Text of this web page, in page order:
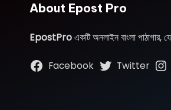
About Epost Pro
EpostProএকটি অনলাইন বাংলা
Facebook Twitter